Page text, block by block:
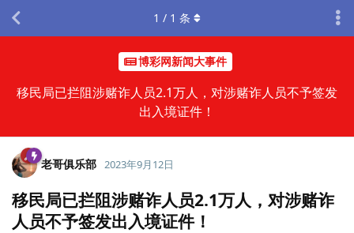
博彩网新闻大事件
移民局已拦阻涉赌诈人员2.1万人，对涉赌诈人员不予签发
出入境证件！
1 / 1 条
老哥俱乐部 2023年9月12日
移民局已拦阻涉赌诈人员2.1万人，对涉赌诈
人员不予签发出入境证件！